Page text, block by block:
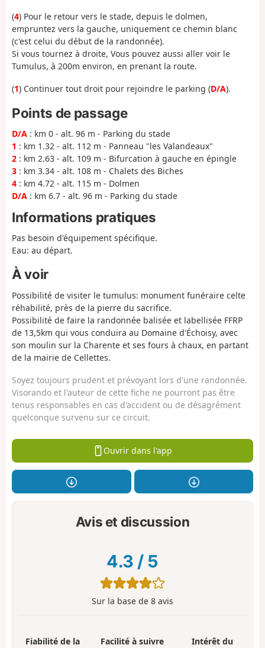
(4) Pour le retour vers le stade, depuis le dolmen,
empruntez vers la gauche, uniquement ce chemin blanc
(c'est celui du début de la randonnée).
Si vous tournez à droite, Vous pouvez aussi aller voir le
Tumulus, à 200m environ, en prenant la route.
(1) Continuer tout droit pour rejoindre le parking (D/A).
Points de passage
D/A : km 0 - alt. 96 m - Parking du stade
1 : km 1.32 - alt. 112 m - Panneau "les Valandeaux"
2 : km 2.63 - alt. 109 m - Bifurcation à gauche en épingle
3 : km 3.34 - alt. 108 m - Chalets des Biches
4 : km 4.72 - alt. 115 m - Dolmen
D/A : km 6.7 - alt. 96 m - Parking du stade
Informations pratiques
Pas besoin d'équipement spécifique.
Eau: au départ.
À voir
Possibilité de visiter le tumulus: monument funéraire celte
réhabilité, près de la pierre du sacrifice.
Possibilité de faire la randonnée balisée et labellisée FFRP
de 13,5km qui vous conduira au Domaine d'Échoisy, avec
son moulin sur la Charente et ses fours à chaux, en partant
de la mairie de Cellettes.
Soyez toujours prudent et prévoyant lors d'une randonnée.
Visorando et l'auteur de cette fiche ne pourront pas être
tenus responsables en cas d'accident ou de désagrément
quelconque survenu sur ce circuit.
Ouvrir dans l'app
Avis et discussion
4.3 / 5
Sur la base de 8 avis
Fiabilité de la
Facilité à suivre
Intérêt du